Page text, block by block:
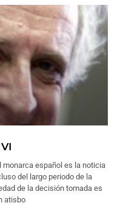
español es la noticia
del largo periodo de la
de la decisión tomada es
atisbo